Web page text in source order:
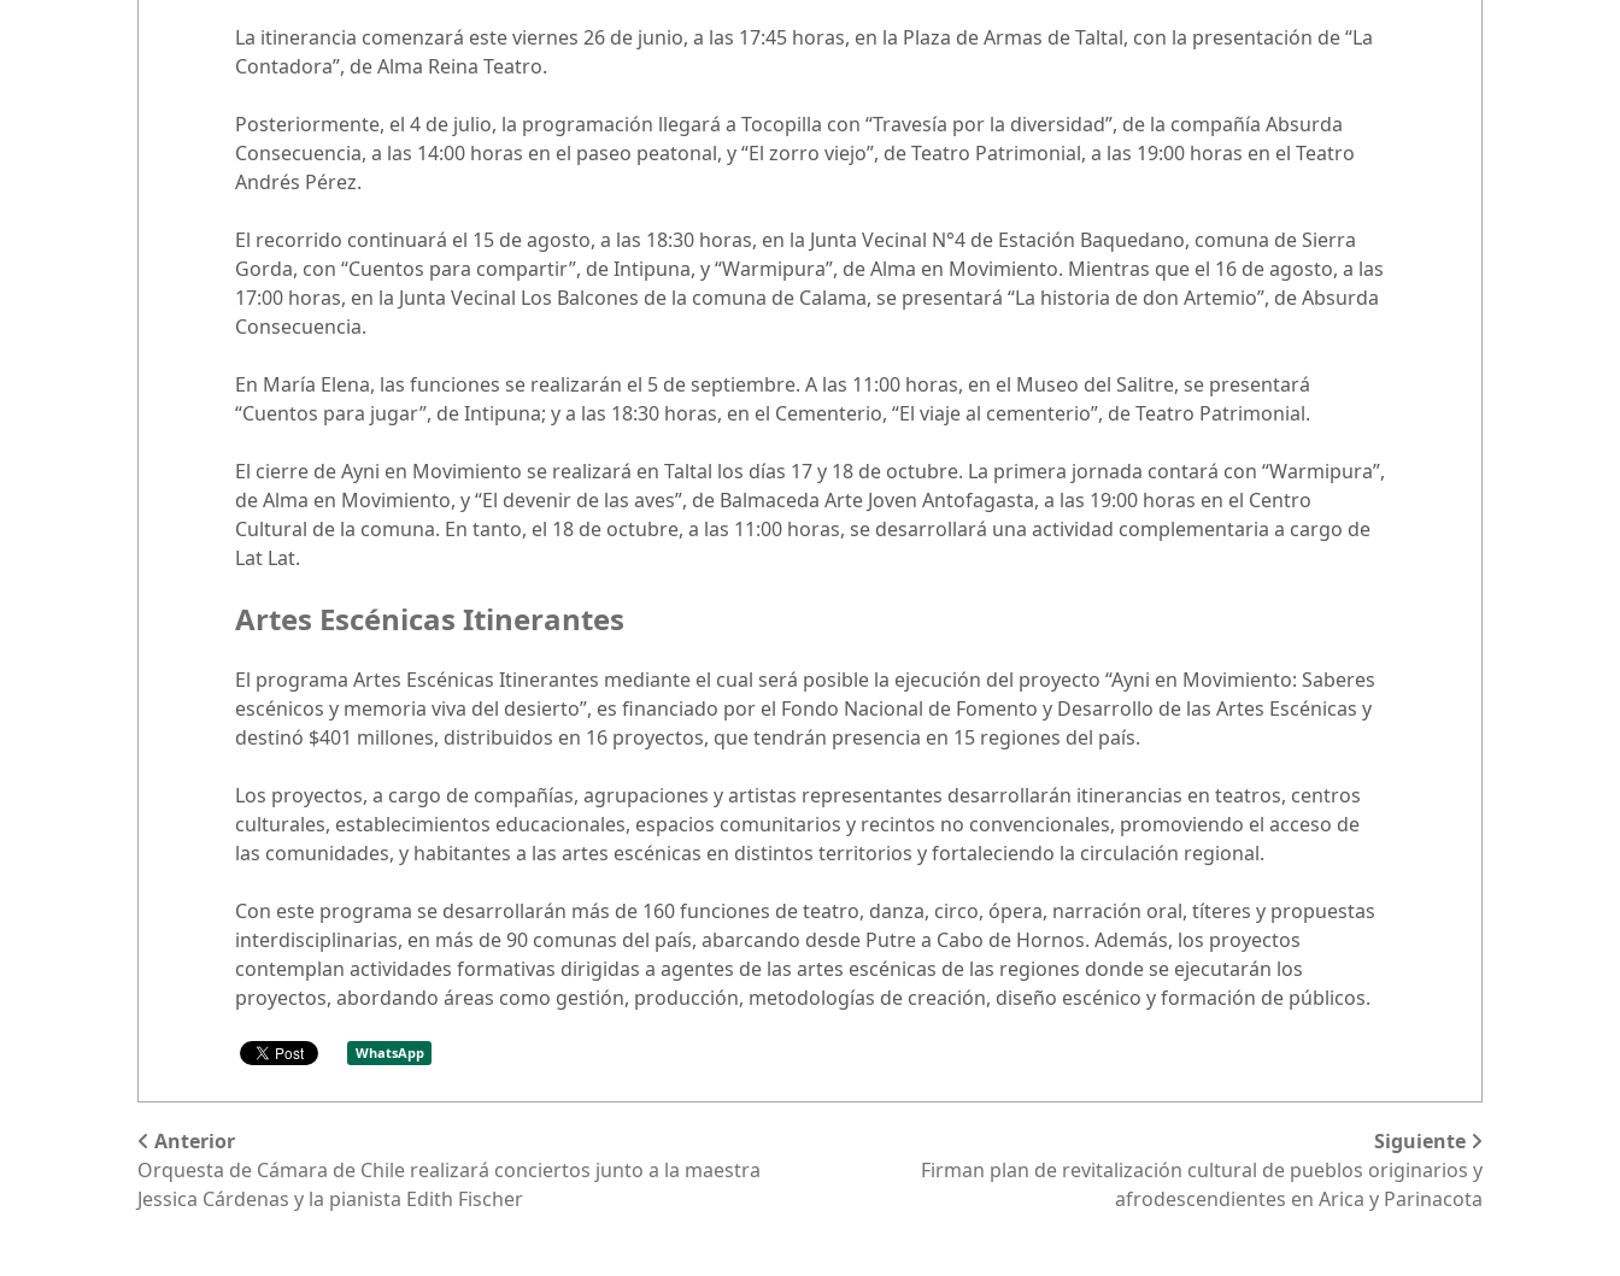
La itinerancia comenzará este viernes 26 de junio, a las 17:45 horas, en la Plaza de Armas de Taltal, con la presentación de “La
Contadora”, de Alma Reina Teatro.
Posteriormente, el 4 de julio, la programación llegará a Tocopilla con “Travesía por la diversidad”, de la compañía Absurda
Consecuencia, a las 14:00 horas en el paseo peatonal, y “El zorro viejo”, de Teatro Patrimonial, a las 19:00 horas en el Teatro
Andrés Pérez.
El recorrido continuará el 15 de agosto, a las 18:30 horas, en la Junta Vecinal N°4 de Estación Baquedano, comuna de Sierra
Gorda, con “Cuentos para compartir”, de Intipuna, y “Warmipura”, de Alma en Movimiento. Mientras que el 16 de agosto, a las
17:00 horas, en la Junta Vecinal Los Balcones de la comuna de Calama, se presentará “La historia de don Artemio”, de Absurda
Consecuencia.
En María Elena, las funciones se realizarán el 5 de septiembre. A las 11:00 horas, en el Museo del Salitre, se presentará
“Cuentos para jugar”, de Intipuna; y a las 18:30 horas, en el Cementerio, “El viaje al cementerio”, de Teatro Patrimonial.
El cierre de Ayni en Movimiento se realizará en Taltal los días 17 y 18 de octubre. La primera jornada contará con “Warmipura”,
de Alma en Movimiento, y “El devenir de las aves”, de Balmaceda Arte Joven Antofagasta, a las 19:00 horas en el Centro
Cultural de la comuna. En tanto, el 18 de octubre, a las 11:00 horas, se desarrollará una actividad complementaria a cargo de
Lat Lat.
Artes Escénicas Itinerantes
El programa Artes Escénicas Itinerantes mediante el cual será posible la ejecución del proyecto “Ayni en Movimiento: Saberes
escénicos y memoria viva del desierto”, es financiado por el Fondo Nacional de Fomento y Desarrollo de las Artes Escénicas y
destinó $401 millones, distribuidos en 16 proyectos, que tendrán presencia en 15 regiones del país.
Los proyectos, a cargo de compañías, agrupaciones y artistas representantes desarrollarán itinerancias en teatros, centros
culturales, establecimientos educacionales, espacios comunitarios y recintos no convencionales, promoviendo el acceso de
las comunidades, y habitantes a las artes escénicas en distintos territorios y fortaleciendo la circulación regional.
Con este programa se desarrollarán más de 160 funciones de teatro, danza, circo, ópera, narración oral, títeres y propuestas
interdisciplinarias, en más de 90 comunas del país, abarcando desde Putre a Cabo de Hornos. Además, los proyectos
contemplan actividades formativas dirigidas a agentes de las artes escénicas de las regiones donde se ejecutarán los
proyectos, abordando áreas como gestión, producción, metodologías de creación, diseño escénico y formación de públicos.
WhatsApp
Anterior
Orquesta de Cámara de Chile realizará conciertos junto a la maestra
Jessica Cárdenas y la pianista Edith Fischer
Siguiente
Firman plan de revitalización cultural de pueblos originarios y
afrodescendientes en Arica y Parinacota